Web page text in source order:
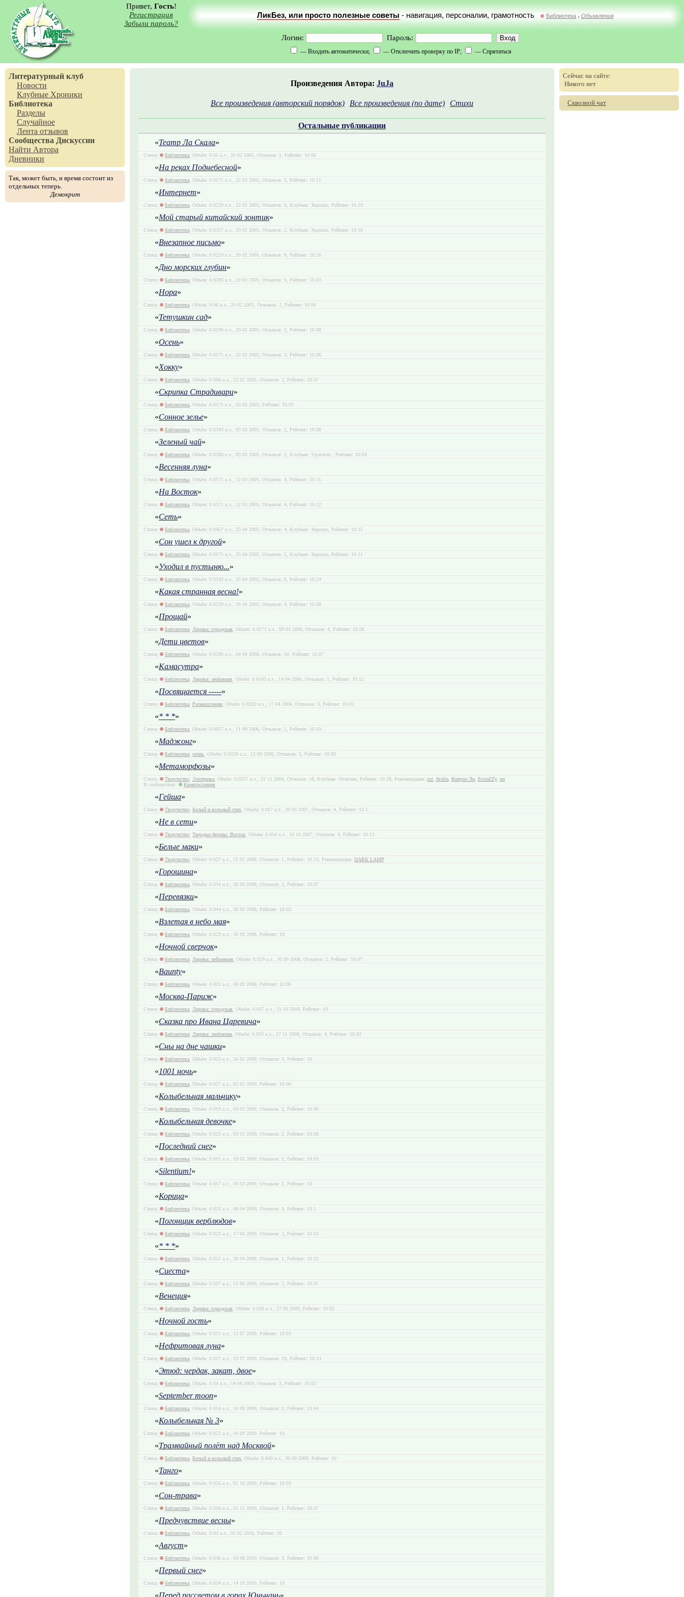
Привет, Гость!
Регистрация
Забыли пароль?
ЛикБез, или просто полезные советы - навигация, персоналии, грамотность Библиотека // Объявления
Логин: Пароль:
— Входить автоматически; — Отключить проверку по IP; — Спрятаться
Литературный клуб
Новости
Клубные Хроники
Библиотека
Разделы
Случайное
Лента отзывов
Сообщества Дискуссии
Найти Автора
Дневники
Так, может быть, и время состоит из
отдельных теперь.
Демокрит
Произведения Автора: JuJa
Все произведения (авторский порядок) Все произведения (по дате) Стихи
Остальные публикации
«Театр Ла Скала»
Стихи, Библиотека, Объём: 0.05 а.л., 20 02 2005, Отзывов: 1, Рейтинг: 10.06
«На реках Поднебесной»
Стихи, Библиотека, Объём: 0.0171 а.л., 22 02 2005, Отзывов: 1, Рейтинг: 10.11
«Интернет»
Стихи, Библиотека, Объём: 0.0229 а.л., 22 02 2005, Отзывов: 6, Клубная: Хорошо, Рейтинг: 10.19
«Мой старый китайский зонтик»
Стихи, Библиотека, Объём: 0.0357 а.л., 20 02 2005, Отзывов: 2, Клубная: Хорошо, Рейтинг: 10.16
«Внезапное письмо»
Стихи, Библиотека, Объём: 0.0229 а.л., 20 02 2005, Отзывов: 9, Рейтинг: 10.26
«Дно морских глубин»
Стихи, Библиотека, Объём: 0.0286 а.л., 20 02 2005, Отзывов: 3, Рейтинг: 10.03
«Нора»
Стихи, Библиотека, Объём: 0.06 а.л., 20 02 2005, Отзывов: 2, Рейтинг: 10.06
«Тетушкин сад»
Стихи, Библиотека, Объём: 0.0296 а.л., 20 02 2005, Отзывов: 2, Рейтинг: 10.08
«Осень»
Стихи, Библиотека, Объём: 0.0171 а.л., 20 02 2005, Отзывов: 3, Рейтинг: 10.06
«Хокку»
Стихи, Библиотека, Объём: 0.008 а.л., 22 02 2005, Отзывов: 2, Рейтинг: 10.07
«Скрипка Страдивари»
Стихи, Библиотека, Объём: 0.0171 а.л., 03 03 2005, Рейтинг: 10.03
«Сонное зелье»
Стихи, Библиотека, Объём: 0.0343 а.л., 03 03 2005, Отзывов: 2, Рейтинг: 10.08
«Зеленый чай»
Стихи, Библиотека, Объём: 0.0286 а.л., 03 03 2005, Отзывов: 2, Клубная: Удовлетв., Рейтинг: 10.04
«Весенняя луна»
Стихи, Библиотека, Объём: 0.0171 а.л., 12 03 2005, Отзывов: 4, Рейтинг: 10.11
«На Восток»
Стихи, Библиотека, Объём: 0.0171 а.л., 12 03 2005, Отзывов: 4, Рейтинг: 10.12
«Сеть»
Стихи, Библиотека, Объём: 0.0457 а.л., 25 04 2005, Отзывов: 4, Клубная: Хорошо, Рейтинг: 10.15
«Сон ушел к другой»
Стихи, Библиотека, Объём: 0.0171 а.л., 25 04 2005, Отзывов: 2, Клубная: Хорошо, Рейтинг: 10.11
«Уходил в пустыню...»
Стихи, Библиотека, Объём: 0.0343 а.л., 25 04 2005, Отзывов: 8, Рейтинг: 10.24
«Какая странная весна!»
Стихи, Библиотека, Объём: 0.0229 а.л., 26 04 2005, Отзывов: 4, Рейтинг: 10.08
«Прощай»
Стихи, Библиотека, Лирика: городская, Объём: 0.0171 а.л., 09 03 2006, Отзывов: 4, Рейтинг: 10.06
«Дети цветов»
Стихи, Библиотека, Объём: 0.0286 а.л., 04 04 2006, Отзывов: 10, Рейтинг: 10.07
«Камасутра»
Стихи, Библиотека, Лирика: любовная, Объём: 0.0343 а.л., 14 04 2006, Отзывов: 5, Рейтинг: 10.12
«Посвящается -----»
Стихи, Библиотека, Размышления, Объём: 0.0229 а.л., 17 04 2006, Отзывов: 3, Рейтинг: 10.02
«* * *»
Стихи, Библиотека, Объём: 0.0057 а.л., 11 09 2006, Отзывов: 2, Рейтинг: 10.03
«Маджонг»
Стихи, Библиотека, осень, Объём: 0.0239 а.л., 12 09 2006, Отзывов: 5, Рейтинг: 10.09
«Метаморфозы»
Стихи, Творчество, Эзотерика, Объём: 0.0357 а.л., 22 11 2006, Отзывов: 18, Клубная: Отлично, Рейтинг: 10.58, Рекомендации: cut, Avelia, Кицунэ Ли, EcstaZZy, nn
В сообществах:
Квинтэссенция
«Гейша»
Стихи, Творчество, Белый и вольный стих, Объём: 0.017 а.л., 29 03 2007, Отзывов: 4, Рейтинг: 10.1
«Не в сети»
Стихи, Творчество, Твердые формы: Восток, Объём: 0.004 а.л., 10 10 2007, Отзывов: 4, Рейтинг: 10.13
«Белые маки»
Стихи, Творчество, Объём: 0.027 а.л., 11 02 2008, Отзывов: 1, Рейтинг: 10.13, Рекомендации: DARK LAMP
«Горошина»
Стихи, Библиотека, Объём: 0.034 а.л., 30 09 2008, Отзывов: 3, Рейтинг: 10.07
«Перевязки»
Стихи, Библиотека, Объём: 0.044 а.л., 30 09 2008, Рейтинг: 10.03
«Взлетая в небо мая»
Стихи, Библиотека, Объём: 0.023 а.л., 30 09 2008, Рейтинг: 10
«Ночной сверчок»
Стихи, Библиотека, Лирика: пейзажная, Объём: 0.029 а.л., 30 09 2008, Отзывов: 2, Рейтинг: 10.07
«Baunty»
Стихи, Библиотека, Объём: 0.023 а.л., 30 09 2008, Рейтинг: 10.06
«Москва-Париж»
Стихи, Библиотека, Лирика: городская, Объём: 0.017 а.л., 21 10 2008, Рейтинг: 10
«Сказка про Ивана Царевича»
Стихи, Библиотека, Лирика: любовная, Объём: 0.033 а.л., 17 11 2008, Отзывов: 4, Рейтинг: 10.02
«Сны на дне чашки»
Стихи, Библиотека, Объём: 0.023 а.л., 26 01 2009, Отзывов: 3, Рейтинг: 10
«1001 ночь»
Стихи, Библиотека, Объём: 0.057 а.л., 02 02 2009, Рейтинг: 10.06
«Колыбельная мальчику»
Стихи, Библиотека, Объём: 0.019 а.л., 03 03 2009, Отзывов: 2, Рейтинг: 10.08
«Колыбельная девочке»
Стихи, Библиотека, Объём: 0.023 а.л., 03 03 2009, Отзывов: 2, Рейтинг: 10.08
«Последний снег»
Стихи, Библиотека, Объём: 0.011 а.л., 19 03 2009, Отзывов: 1, Рейтинг: 10.03
«Silentium!»
Стихи, Библиотека, Объём: 0.017 а.л., 19 03 2009, Отзывов: 2, Рейтинг: 10
«Корица»
Стихи, Библиотека, Объём: 0.023 а.л., 08 04 2009, Отзывов: 4, Рейтинг: 10.1
«Погонщик верблюдов»
Стихи, Библиотека, Объём: 0.023 а.л., 17 04 2009, Отзывов: 2, Рейтинг: 10.03
«* * *»
Стихи, Библиотека, Объём: 0.011 а.л., 20 04 2009, Отзывов: 1, Рейтинг: 10.02
«Сиеста»
Стихи, Библиотека, Объём: 0.017 а.л., 11 06 2009, Отзывов: 2, Рейтинг: 10.07
«Венеция»
Стихи, Библиотека, Лирика: городская, Объём: 0.029 а.л., 27 06 2009, Рейтинг: 10.02
«Ночной гость»
Стихи, Библиотека, Объём: 0.011 а.л., 15 07 2009, Рейтинг: 10.03
«Нефритовая луна»
Стихи, Библиотека, Объём: 0.017 а.л., 23 07 2009, Отзывов: 16, Рейтинг: 10.14
«Этюд: чердак, закат, двое»
Стихи, Библиотека, Объём: 0.04 а.л., 14 08 2009, Отзывов: 3, Рейтинг: 10.02
«September moon»
Стихи, Библиотека, Объём: 0.014 а.л., 10 09 2009, Отзывов: 2, Рейтинг: 10.04
«Колыбельная № 3»
Стихи, Библиотека, Объём: 0.023 а.л., 16 09 2009, Рейтинг: 10
«Трамвайный полёт над Москвой»
Стихи, Библиотека, Белый и вольный стих, Объём: 0.049 а.л., 30 09 2009, Рейтинг: 10
«Танго»
Стихи, Библиотека, Объём: 0.026 а.л., 02 10 2009, Рейтинг: 10.03
«Сон-трава»
Стихи, Библиотека, Объём: 0.034 а.л., 25 11 2009, Отзывов: 1, Рейтинг: 10.07
«Предчувствие весны»
Стихи, Библиотека, Объём: 0.03 а.л., 02 02 2010, Рейтинг: 10
«Август»
Стихи, Библиотека, Объём: 0.036 а.л., 03 08 2010, Отзывов: 3, Рейтинг: 10.08
«Первый снег»
Стихи, Библиотека, Объём: 0.034 а.л., 14 10 2010, Рейтинг: 10
Сейчас на сайте:
Никого нет
Сквозной чат